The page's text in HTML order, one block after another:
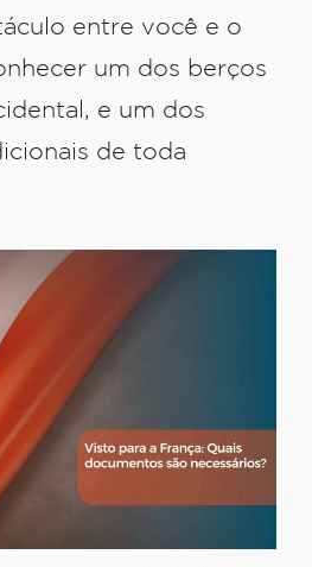
entre você e o
um dos berços
e um dos
de toda